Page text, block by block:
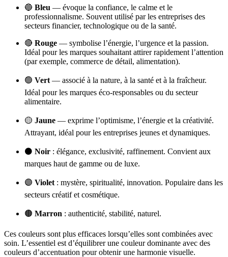
🔵 Bleu — évoque la confiance, le calme et le
professionnalisme. Souvent utilisé par les entreprises des
secteurs financier, technologique ou de la santé.
🔴 Rouge — symbolise l’énergie, l’urgence et la passion.
Idéal pour les marques souhaitant attirer rapidement l’attention
(par exemple, commerce de détail, alimentation).
🟢 Vert — associé à la nature, à la santé et à la fraîcheur.
Idéal pour les marques éco-responsables ou du secteur
alimentaire.
🟡 Jaune — exprime l’optimisme, l’énergie et la créativité.
Attrayant, idéal pour les entreprises jeunes et dynamiques.
⚫ Noir : élégance, exclusivité, raffinement. Convient aux
marques haut de gamme ou de luxe.
🟣 Violet : mystère, spiritualité, innovation. Populaire dans les
secteurs créatif et cosmétique.
🟤 Marron : authenticité, stabilité, naturel.
Ces couleurs sont plus efficaces lorsqu’elles sont combinées avec
soin. L’essentiel est d’équilibrer une couleur dominante avec des
couleurs d’accentuation pour obtenir une harmonie visuelle.